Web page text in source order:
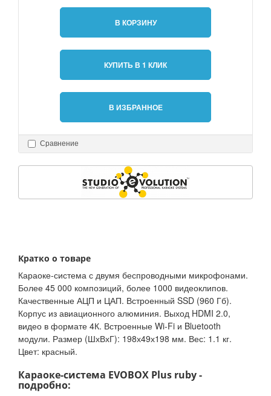
В КОРЗИНУ
КУПИТЬ В 1 КЛИК
В ИЗБРАННОЕ
Сравнение
Кратко о товаре
Караоке-система с двумя беспроводными микрофонами.
Более 45 000 композиций, более 1000 видеоклипов.
Качественные АЦП и ЦАП. Встроенный SSD (960 Гб).
Корпус из авиационного алюминия. Выход HDMI 2.0,
видео в формате 4К. Встроенные Wi-Fi и Bluetooth
модули. Размер (ШхВхГ): 198х49х198 мм. Вес: 1.1 кг.
Цвет: красный.
Караоке-система EVOBOX Plus ruby -
подробно: